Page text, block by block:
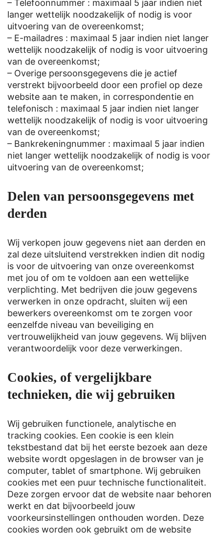
– Telefoonnummer : maximaal 5 jaar indien niet
langer wettelijk noodzakelijk of nodig is voor
uitvoering van de overeenkomst;
– E-mailadres : maximaal 5 jaar indien niet langer
wettelijk noodzakelijk of nodig is voor uitvoering
van de overeenkomst;
– Overige persoonsgegevens die je actief
verstrekt bijvoorbeeld door een profiel op deze
website aan te maken, in correspondentie en
telefonisch : maximaal 5 jaar indien niet langer
wettelijk noodzakelijk of nodig is voor uitvoering
van de overeenkomst;
– Bankrekeningnummer : maximaal 5 jaar indien
niet langer wettelijk noodzakelijk of nodig is voor
uitvoering van de overeenkomst;
Delen van persoonsgegevens met
derden
Wij verkopen jouw gegevens niet aan derden en
zal deze uitsluitend verstrekken indien dit nodig
is voor de uitvoering van onze overeenkomst
met jou of om te voldoen aan een wettelijke
verplichting. Met bedrijven die jouw gegevens
verwerken in onze opdracht, sluiten wij een
bewerkers overeenkomst om te zorgen voor
eenzelfde niveau van beveiliging en
vertrouwelijkheid van jouw gegevens. Wij blijven
verantwoordelijk voor deze verwerkingen.
Cookies, of vergelijkbare
technieken, die wij gebruiken
Wij gebruiken functionele, analytische en
tracking cookies. Een cookie is een klein
tekstbestand dat bij het eerste bezoek aan deze
website wordt opgeslagen in de browser van je
computer, tablet of smartphone. Wij gebruiken
cookies met een puur technische functionaliteit.
Deze zorgen ervoor dat de website naar behoren
werkt en dat bijvoorbeeld jouw
voorkeursinstellingen onthouden worden. Deze
cookies worden ook gebruikt om de website